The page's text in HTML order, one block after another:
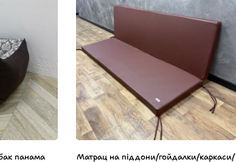
панама
Матрац на піддони/гойдалки/каркаси/